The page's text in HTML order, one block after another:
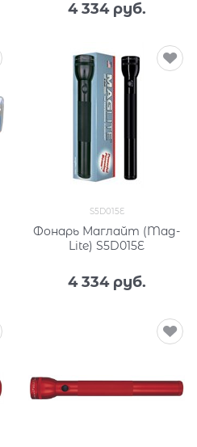
4 334 руб.
S5D015E
Фонарь Маглайт (Mag-
Lite) S5D015E
4 334 руб.